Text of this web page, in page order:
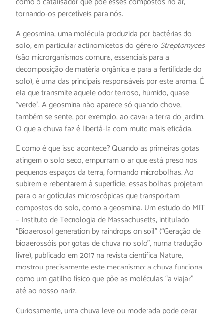
tornando-os percetíveis para nós.
A geosmina, uma molécula produzida por bactérias do
solo, em particular actinomicetos do género Streptomyces
(são microrganismos comuns, essenciais para a
decomposição de matéria orgânica e para a fertilidade do
solo), é uma das principais responsáveis por este aroma. É
ela que transmite aquele odor terroso, húmido, quase
“verde”. A geosmina não aparece só quando chove,
também se sente, por exemplo, ao cavar a terra do jardim.
O que a chuva faz é libertá-la com muito mais eficácia.
E como é que isso acontece? Quando as primeiras gotas
atingem o solo seco, empurram o ar que está preso nos
pequenos espaços da terra, formando microbolhas. Ao
subirem e rebentarem à superfície, essas bolhas projetam
para o ar gotículas microscópicas que transportam
compostos do solo, como a geosmina. Um estudo do MIT
– Instituto de Tecnologia de Massachusetts, intitulado
“Bioaerosol generation by raindrops on soil” (“Geração de
bioaerossóis por gotas de chuva no solo”, numa tradução
livre), publicado em 2017 na revista científica Nature,
mostrou precisamente este mecanismo: a chuva funciona
como um gatilho físico que põe as moléculas “a viajar”
até ao nosso nariz.
Curiosamente, uma chuva leve ou moderada pode gerar